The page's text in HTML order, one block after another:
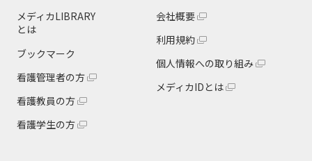
メディカLIBRARY
とは
ブックマーク
看護管理者の方
看護教員の方
看護学生の方
会社概要
利用規約
個人情報への取り組み
メディカIDとは